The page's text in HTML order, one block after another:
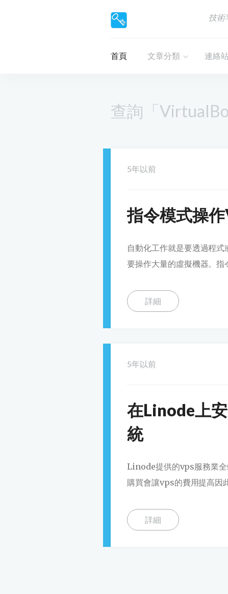
技術
首頁 文章分類 連絡
查詢「
5年以前
指令模式操
自動化工作就是要透過程
要操作大量的虛擬機器。
詳細
5年以前
在Linode上
統
Linode提供的vps服務業全
購買會讓vps的費用提高因
詳細